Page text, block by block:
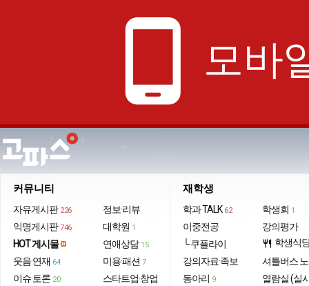
phone_android 모바
커뮤니티
자유게시판 226
익명게시판 746
HOT 게시물
웃음·연재 64
이슈·토론 20
정보·리뷰
대학원 1
연애상담 15
미용·패션 7
스타트업·창업
재학생
학과 TALK 62
이중전공
└ 쿠플라이
강의자료·족보
동아리 9
학생회 1
강의평가
restaurant 학생식
셔틀버스
열람실 (실